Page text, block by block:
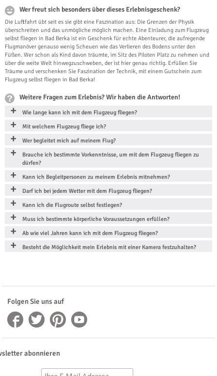
Wer freut sich besonders über dieses Erlebnisgeschenk?
Die Luftfahrt übt seit es sie gibt eine Faszination aus: Die Grenzen der Physik
überschreiten und das unmögliche möglich machen. Eine Einladung zum Flugzeug
selbst fliegen in Bad Berka ist ein Geschenk für echte Abenteurer, die aufregende
Flugmanöver genauso wenig Scheuen wie das Verlieren des Bodens unter den
Füßen. Wer schon als Kind davon träumte, im Sitz des Piloten Platz zu nehmen und
über die weite Welt hinwegzuschweben, der ist hier genau richtig. Erfüllen Sie
Träume und verschenken Sie Faszination der Technik, mit einem Gutschein zum
Flugzeug selbst fliegen in Bad Berka!
Weitere Fragen zum Erlebnis? Wir haben die Antworten!
Wie lange kann ich mit dem Flugzeug fliegen?
Mit welchem Flugzeug fliege ich?
Wer begleitet mich auf meinem Flug?
Brauche ich bestimmte Vorkenntnisse, um mit dem Flugzeug fliegen zu
dürfen?
Kann ich Begleitpersonen zu meinem Erlebnis mitnehmen?
Darf ich bei jedem Wetter mit dem Flugzeug fliegen?
Kann ich die Flugroute selbst festlegen?
Muss ich bestimmte körperliche Voraussetzungen erfüllen?
Ab wie viel Jahren kann ich mit dem Flugzeug fliegen?
Besteht die Möglichkeit mein Erlebnis mit einer Kamera festzuhalten?
Folgen Sie uns auf
abonnieren